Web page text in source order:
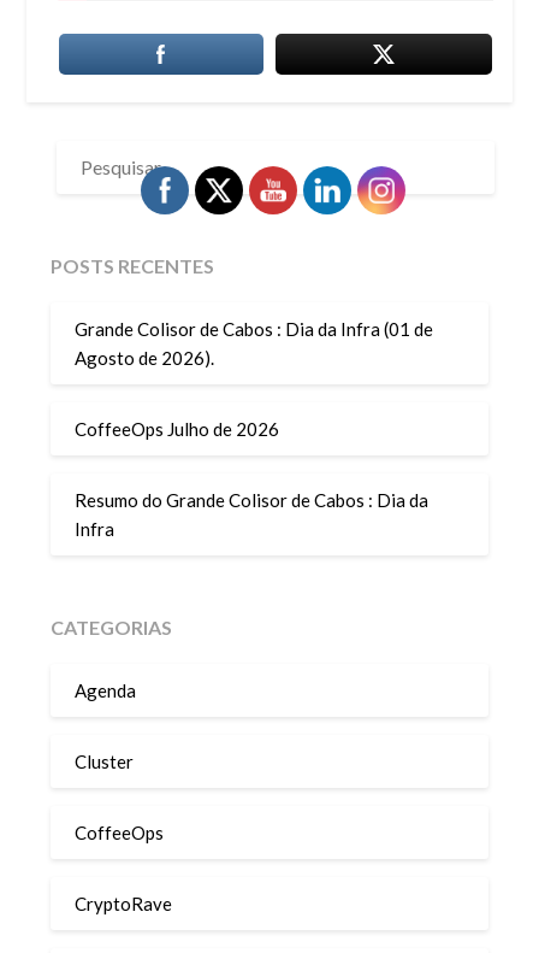
POR:
POSTS RECENTES
Grande Colisor de Cabos : Dia da Infra (01 de
Agosto de 2026).
CoffeeOps Julho de 2026
Resumo do Grande Colisor de Cabos : Dia da
Infra
CATEGORIAS
Agenda
Cluster
CoffeeOps
CryptoRave